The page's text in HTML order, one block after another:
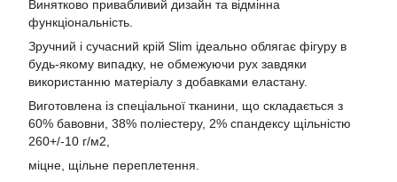
Винятково привабливий дизайн та відмінна
функціональність.
Зручний і сучасний крій Slim ідеально облягає фігуру в
будь-якому випадку, не обмежуючи рух завдяки
використанню матеріалу з добавками еластану.
Виготовлена ​​із спеціальної тканини, що складається з
60% бавовни, 38% поліестеру, 2% спандексу щільністю
260+/-10 г/м2,
міцне, щільне переплетення.